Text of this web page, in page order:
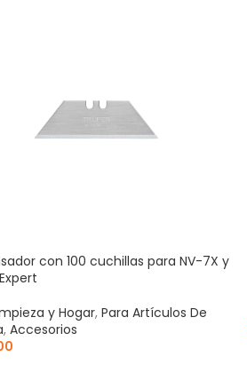
con 100 cuchillas para NV-7X y
y Hogar, Para Artículos De
, Accesorios